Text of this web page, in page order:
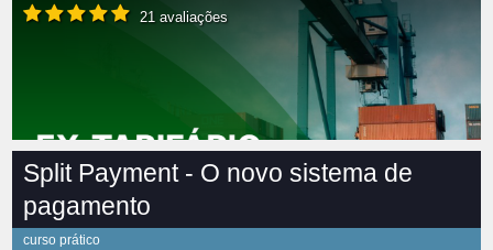
21 avaliações
Split Payment - O novo sistema de
pagamento
curso prático